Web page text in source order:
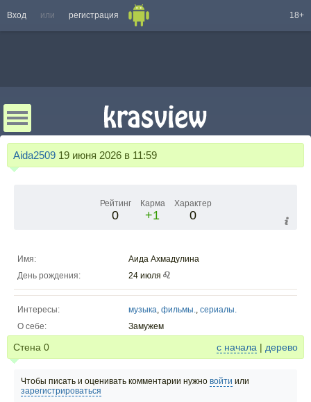
Вход или регистрация 18+
Aida2509 19 июня 2026 в 11:59
Рейтинг
0
Карма
+1
Характер
0
Имя:
Аида Ахмадулина
День рождения:
24 июля
Интересы: музыка, фильмы., сериалы.
О себе:
Замужем
Стена 0 с начала | дерево
Чтобы писать и оценивать комментарии нужно войти или
зарегистрироваться